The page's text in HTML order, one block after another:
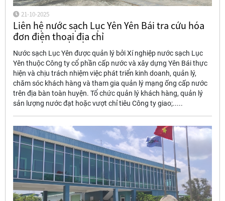
21-10-2025
Liên hệ nước sạch Lục Yên Yên Bái tra cứu hóa
đơn điện thoại địa chỉ
Nước sạch Lục Yên được quản lý bởi Xí nghiệp nước sạch Lục
Yên thuộc Công ty cổ phần cấp nước và xây dựng Yên Bái thực
hiện và chịu trách nhiệm việc phát triển kinh doanh, quản lý,
chăm sóc khách hàng và tham gia quản lý mạng ống cấp nước
trên địa bàn toàn huyện. Tổ chức quản lý khách hàng, quản lý
sản lượng nước đạt hoặc vượt chỉ tiêu Công ty giao;.....